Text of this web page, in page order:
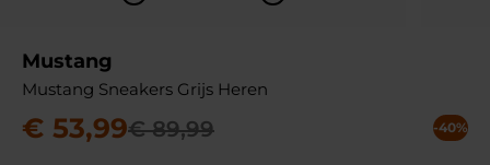
Mustang
Mustang Sneakers Grijs Heren
€ 53,99€ 89,99 -40%